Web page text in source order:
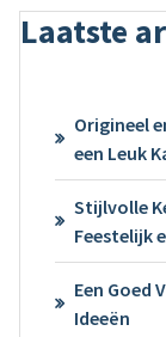
Laatste
Origineel
een Leuk
Stijlvolle
Feestelijk
Een Goed
Ideeën